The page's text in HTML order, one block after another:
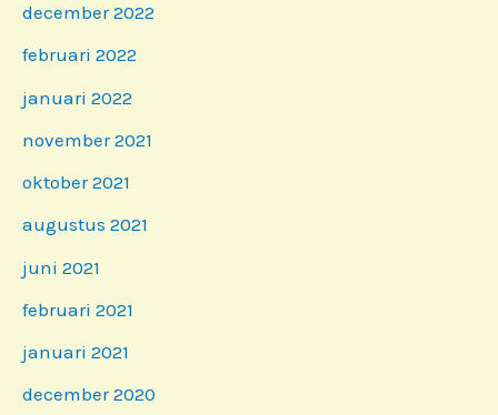
december 2022
februari 2022
januari 2022
november 2021
oktober 2021
augustus 2021
juni 2021
februari 2021
januari 2021
december 2020